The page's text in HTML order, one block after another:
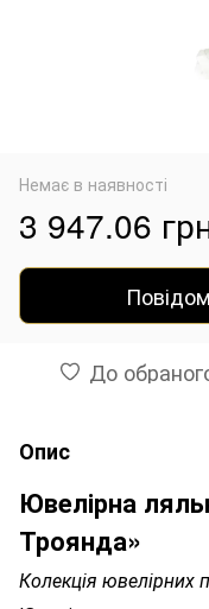
Немає в наявності
3 947.06
До
Опис
Ювелірна
Троянда»
Колекція ювелірних